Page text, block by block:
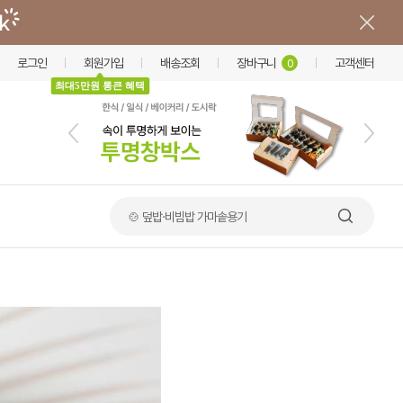
로그인 회원가입
최대5만원 통큰 혜택
배송조회 장바구니 0 고객센터
🍲 덮밥·비빔밥 가마솥용기